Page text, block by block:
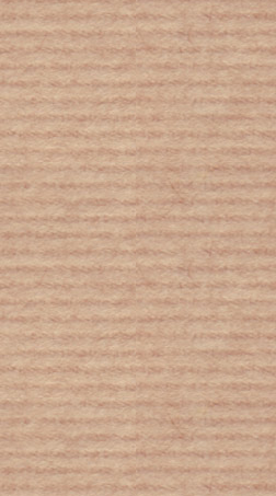
Γκουτέρες – ΓΓ του
820 εκατ. άνθρωποι
επισιτιστική κρίση